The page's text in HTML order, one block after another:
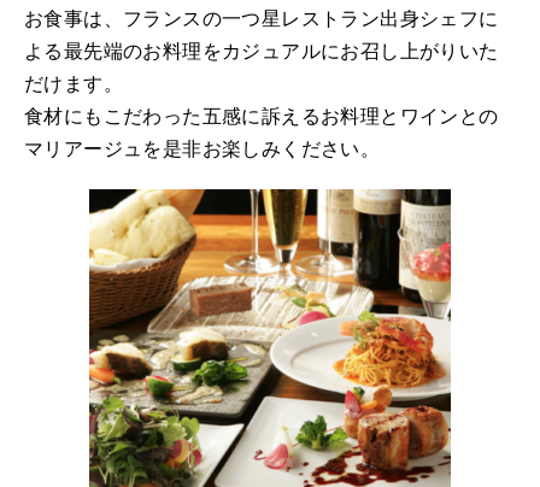
お食事は、フランスの一つ星レストラン出身シェフに
よる最先端のお料理をカジュアルにお召し上がりいた
だけます。
食材にもこだわった五感に訴えるお料理とワインとの
マリアージュを是非お楽しみください。